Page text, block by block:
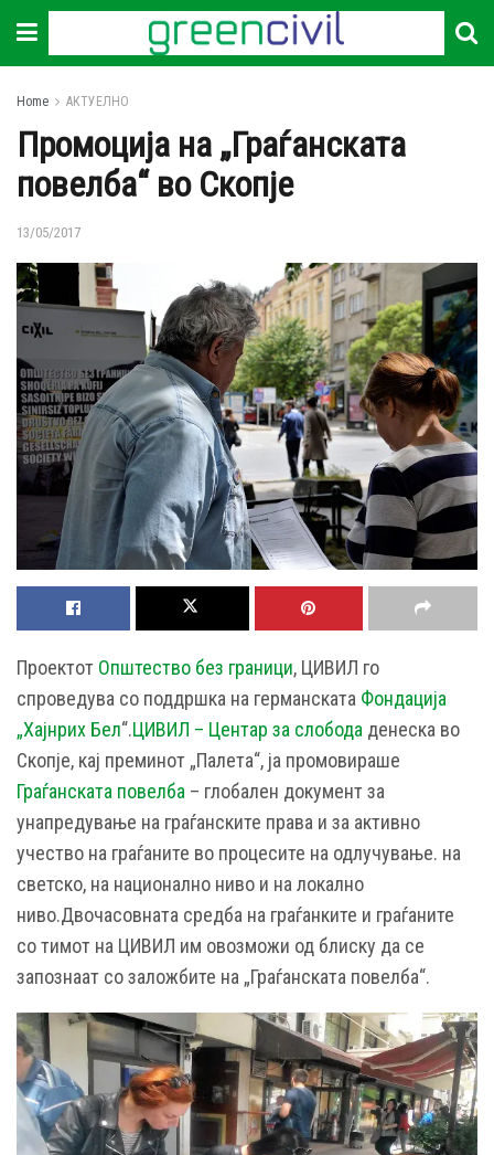
Home АКТУЕЛНО
Промоција на „Граѓанската
повелба“ во Скопје
13/05/2017
Проектот Општество без граници, ЦИВИЛ го
спроведува со поддршка на германската Фондација
„Хајнрих Бел“.ЦИВИЛ – Центар за слобода денеска во
Скопје, кај преминот „Палета“, ја промовираше
Граѓанската повелба – глобален документ за
унапредување на граѓанските права и за активно
учество на граѓаните во процесите на одлучување. на
светско, на национално ниво и на локално
ниво.Двочасовната средба на граѓанките и граѓаните
со тимот на ЦИВИЛ им овозможи од блиску да се
запознаат со заложбите на „Граѓанската повелба“.